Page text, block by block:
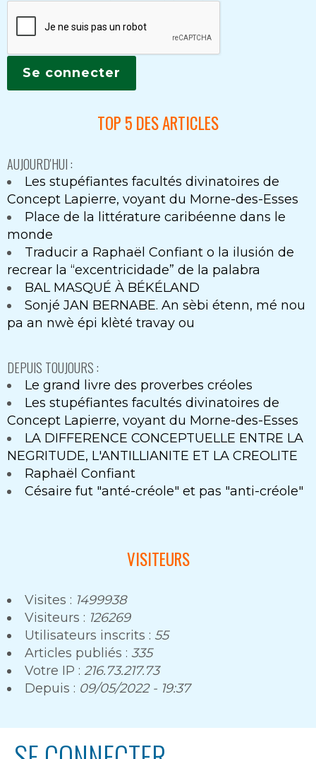
TOP 5 DES ARTICLES
AUJOURD'HUI :
Les stupéfiantes facultés divinatoires de
Concept Lapierre, voyant du Morne-des-Esses
Place de la littérature caribéenne dans le
monde
Traducir a Raphaël Confiant o la ilusión de
recrear la “excentricidade” de la palabra
BAL MASQUÉ À BÉKÉLAND
Sonjé JAN BERNABE. An sèbi étenn, mé nou
pa an nwè épi klèté travay ou
DEPUIS TOUJOURS :
Le grand livre des proverbes créoles
Les stupéfiantes facultés divinatoires de
Concept Lapierre, voyant du Morne-des-Esses
LA DIFFERENCE CONCEPTUELLE ENTRE LA
NEGRITUDE, L'ANTILLIANITE ET LA CREOLITE
Raphaël Confiant
Césaire fut "anté-créole" et pas "anti-créole"
VISITEURS
Visites : 1499938
Visiteurs : 126269
Utilisateurs inscrits : 55
Articles publiés : 335
Votre IP : 216.73.217.73
Depuis : 09/05/2022 - 19:37